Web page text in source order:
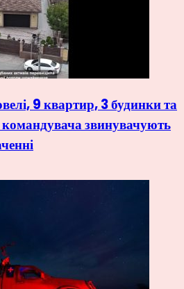
9 квартир, 3 будинки та
звинувачують